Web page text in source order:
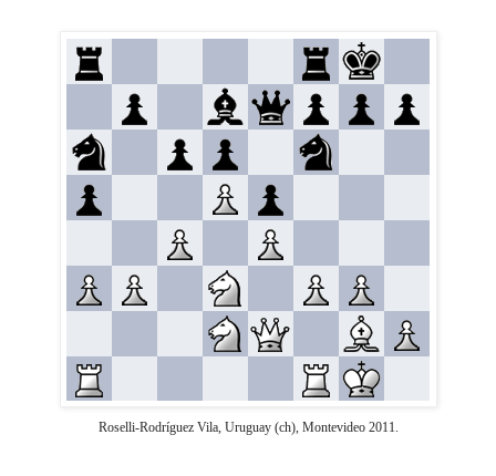
Roselli-Rodríguez Vila, Uruguay (ch), Montevideo 2011.